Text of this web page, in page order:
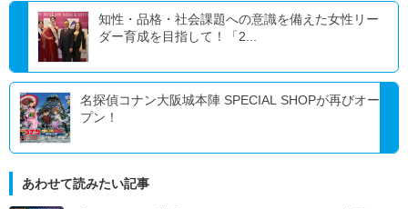
知性・品格・社会課題への意識を備えた女性リー
ダー育成を目指して！「2...
名探偵コナン大阪城本陣 SPECIAL SHOPが再びオー
プン！
あわせて読みたい記事